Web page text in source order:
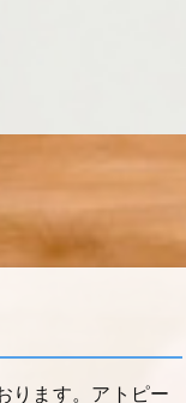
ります。アトピー